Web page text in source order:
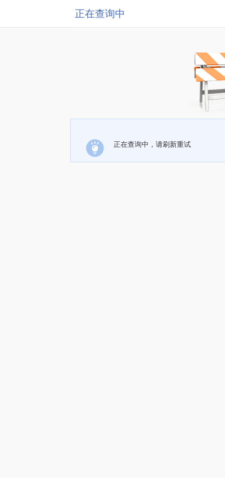
正在查询中
正在查询中，请刷新重试